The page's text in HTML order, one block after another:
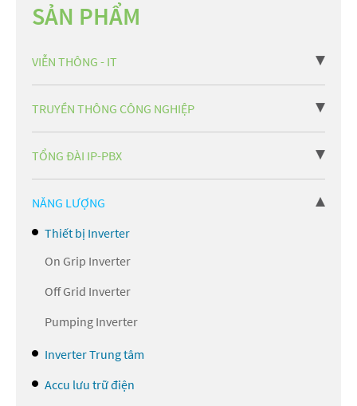
SẢN PHẨM
VIỄN THÔNG - IT
TRUYỀN THÔNG CÔNG NGHIỆP
TỔNG ĐÀI IP-PBX
NĂNG LƯỢNG
Thiết bị Inverter
On Grip Inverter
Off Grid Inverter
Pumping Inverter
Inverter Trung tâm
Accu lưu trữ điện